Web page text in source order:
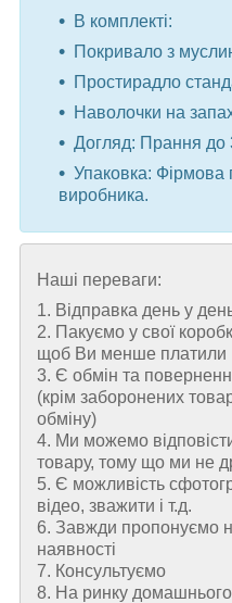
В комплекті:
Покривало з
Простирадло
Наволочки на
Догляд: Прання до
Упаковка: Фірмова
виробника.
Наші переваги:
1. Відправка день у
2. Пакуємо у свої
щоб Ви менше платили
3. Є обмін та
(крім заборонених
обміну)
4. Ми можемо
товару, тому що ми не
5. Є можливість
відео, зважити і т.д.
6. Завжди пропонуємо
наявності
7. Консультуємо
8. На ринку